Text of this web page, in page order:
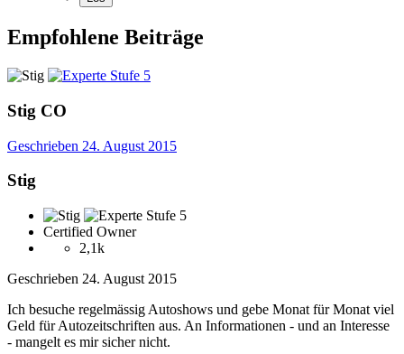
Empfohlene Beiträge
Stig CO
Geschrieben 24. August 2015
Stig
Certified Owner
2,1k
Geschrieben 24. August 2015
Ich besuche regelmässig Autoshows und gebe Monat für Monat viel
Geld für Autozeitschriften aus. An Informationen - und an Interesse
- mangelt es mir sicher nicht.